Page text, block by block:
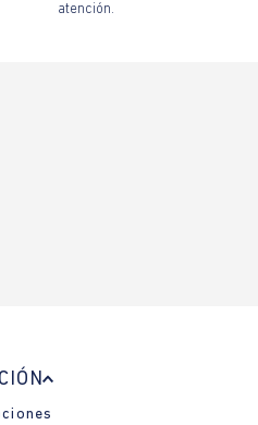
atención.